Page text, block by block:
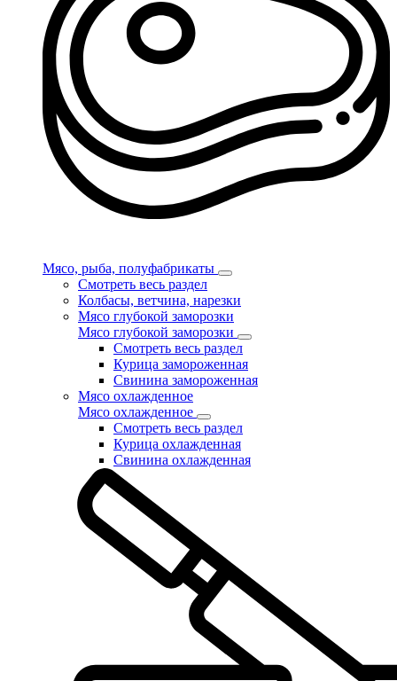
Мясо, рыба, полуфабрикаты
Смотреть весь раздел
Колбасы, ветчина, нарезки
Мясо глубокой заморозки
Мясо глубокой заморозки
Смотреть весь раздел
Курица замороженная
Свинина замороженная
Мясо охлажденное
Мясо охлажденное
Смотреть весь раздел
Курица охлажденная
Свинина охлажденная